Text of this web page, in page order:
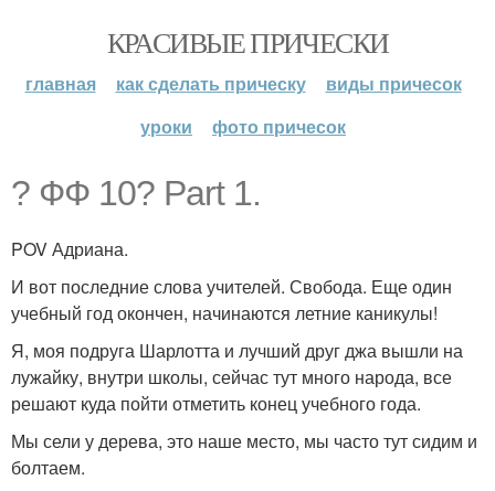
КРАСИВЫЕ ПРИЧЕСКИ
главная как сделать прическу
виды причесок
уроки
фото причесок
? ФФ 10? Part 1.
POV Адриана.
И вот последние слова учителей. Свобода. Еще один
учебный год окончен, начинаются летние каникулы!
Я, моя подруга Шарлотта и лучший друг джа вышли на
лужайку, внутри школы, сейчас тут много народа, все
решают куда пойти отметить конец учебного года.
Мы сели у дерева, это наше место, мы часто тут сидим и
болтаем.